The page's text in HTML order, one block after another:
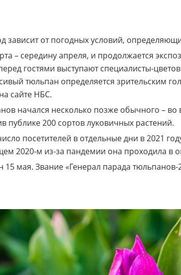
зависит от погодных условий,
– середину апреля, и продолжается
гостями выступают специалисты-
тюльпан определяется зрительским
сайте НБС.
начался несколько позже обычного – во
публике 200 сортов луковичных растений.
посетителей в отдельные дни в 2021
2020-м из-за пандемии она проходила в
мая. Звание «Генерал парада